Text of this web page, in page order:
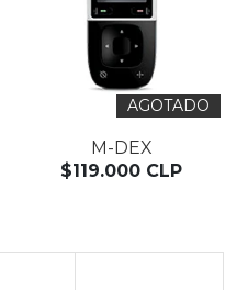
AGOTADO
M-DEX
$119.000 CLP